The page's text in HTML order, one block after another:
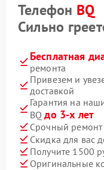
Телефон BQ
Сильно
Бесплатная
ремонта
Привезем и
доставкой
Гарантия на
BQдо 3-х лет
Срочный ремонт
Скидка для вас
Получите 1500
Оригинальные